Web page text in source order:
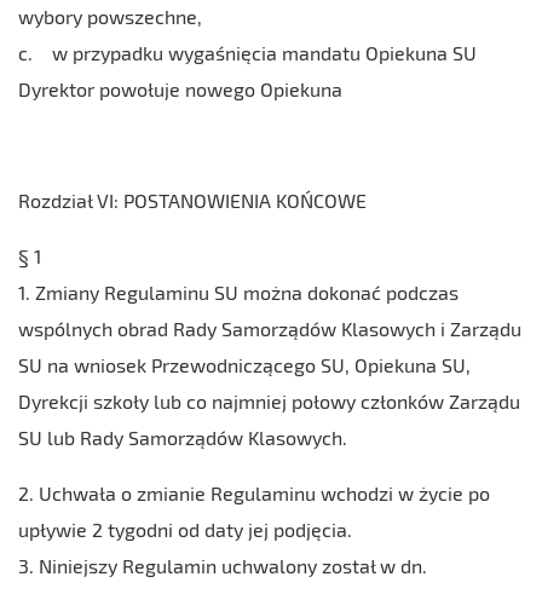
wybory powszechne,
c. w przypadku wygaśnięcia mandatu Opiekuna SU
Dyrektor powołuje nowego Opiekuna
Rozdział VI: POSTANOWIENIA KOŃCOWE
§ 1
1. Zmiany Regulaminu SU można dokonać podczas
wspólnych obrad Rady Samorządów Klasowych i Zarządu
SU na wniosek Przewodniczącego SU, Opiekuna SU,
Dyrekcji szkoły lub co najmniej połowy członków Zarządu
SU lub Rady Samorządów Klasowych.
2. Uchwała o zmianie Regulaminu wchodzi w życie po
upływie 2 tygodni od daty jej podjęcia.
3. Niniejszy Regulamin uchwalony został w dn.